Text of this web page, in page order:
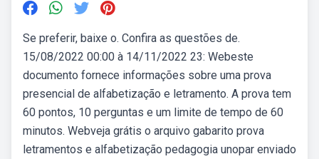
Se preferir, baixe o. Confira as questões de.
15/08/2022 00:00 à 14/11/2022 23: Webeste
documento fornece informações sobre uma prova
presencial de alfabetização e letramento. A prova tem
60 pontos, 10 perguntas e um limite de tempo de 60
minutos. Webveja grátis o arquivo gabarito prova
letramentos e alfabetização pedagogia unopar enviado